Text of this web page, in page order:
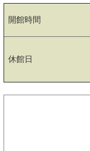
開館時間
休館日